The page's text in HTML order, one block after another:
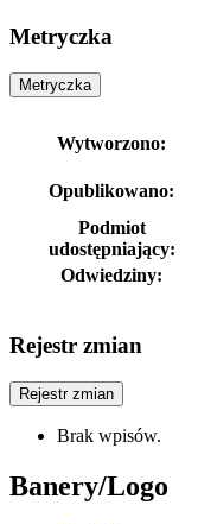
Metryczka
Metryczka
Wytworzono:
Opublikowano:
Podmiot
udostępniający:
Odwiedziny:
Rejestr zmian
Rejestr zmian
Brak wpisów.
Banery/Logo